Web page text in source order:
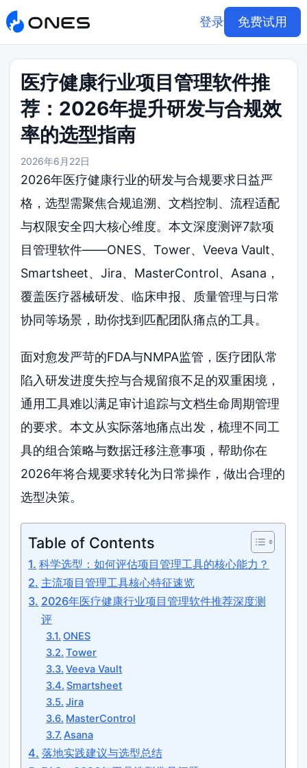
登录 免费试用
医疗健康行业项目管理软件推
荐：2026年提升研发与合规效
率的选型指南
2026年6月22日
2026年医疗健康行业的研发与合规要求日益严
格，选型需聚焦合规追溯、文档控制、流程适配
与权限安全四大核心维度。本文深度测评7款项
目管理软件——ONES、Tower、Veeva Vault、
Smartsheet、Jira、MasterControl、Asana，
覆盖医疗器械研发、临床申报、质量管理与日常
协同等场景，助你找到匹配团队痛点的工具。
面对愈发严苛的FDA与NMPA监管，医疗团队常
陷入研发进度失控与合规留痕不足的双重困境，
通用工具难以满足审计追踪与文档生命周期管理
的要求。本文从实际落地痛点出发，梳理不同工
具的组合策略与数据迁移注意事项，帮助你在
2026年将合规要求转化为日常操作，做出合理的
选型决策。
Table of Contents
科学选型：如何评估项目管理工具的核心能力？
主流项目管理工具核心特征速览
2026年医疗健康行业项目管理软件推荐深度测
评
ONES
Tower
Veeva Vault
Smartsheet
Jira
MasterControl
Asana
落地实践建议与选型总结